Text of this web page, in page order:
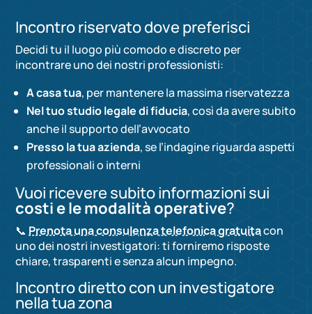
Incontro riservato dove preferisci
Decidi tu il luogo più comodo e discreto per
incontrare uno dei nostri professionisti:
A casa tua, per mantenere la massima riservatezza
Nel tuo studio legale di fiducia, così da avere subito
anche il supporto dell’avvocato
Presso la tua azienda, se l’indagine riguarda aspetti
professionali o interni
Vuoi ricevere subito informazioni sui
costi e le modalità operative?
📞 Prenota una consulenza telefonica gratuitacon
uno dei nostri investigatori: ti forniremo risposte
chiare, trasparenti e senza alcun impegno.
Incontro diretto con un investigatore
nella tua zona